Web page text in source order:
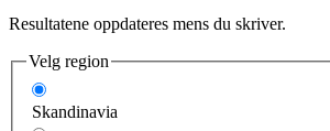
Resultatene oppdateres mens du skriver.
Velg region
Skandinavia